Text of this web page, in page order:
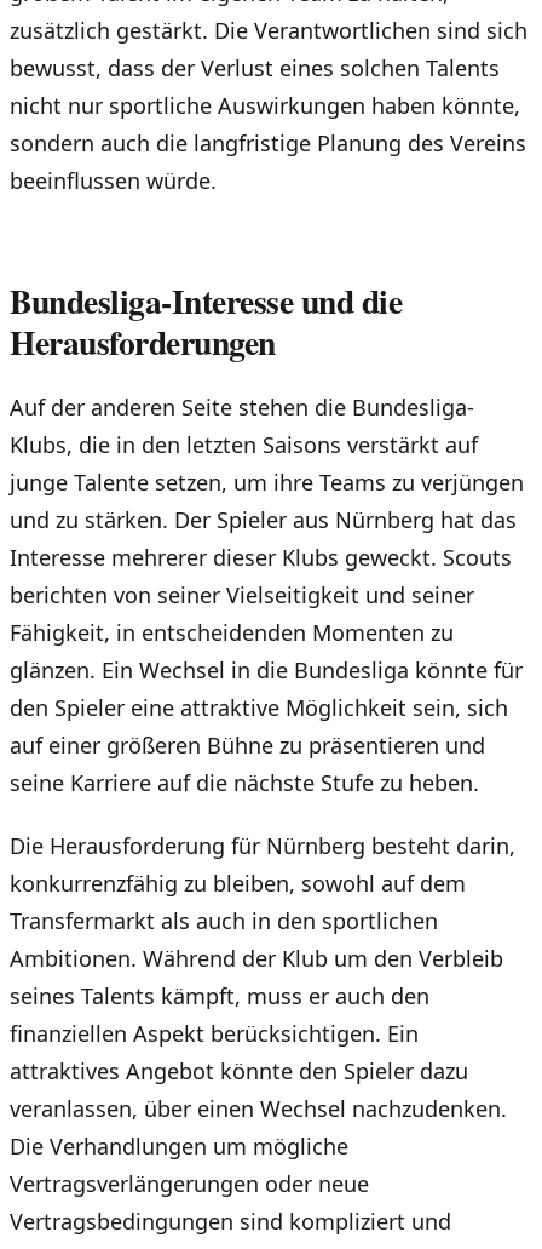
zusätzlich gestärkt. Die Verantwortlichen sind sich
bewusst, dass der Verlust eines solchen Talents
nicht nur sportliche Auswirkungen haben könnte,
sondern auch die langfristige Planung des Vereins
beeinflussen würde.
Bundesliga-Interesse und die
Herausforderungen
Auf der anderen Seite stehen die Bundesliga-
Klubs, die in den letzten Saisons verstärkt auf
junge Talente setzen, um ihre Teams zu verjüngen
und zu stärken. Der Spieler aus Nürnberg hat das
Interesse mehrerer dieser Klubs geweckt. Scouts
berichten von seiner Vielseitigkeit und seiner
Fähigkeit, in entscheidenden Momenten zu
glänzen. Ein Wechsel in die Bundesliga könnte für
den Spieler eine attraktive Möglichkeit sein, sich
auf einer größeren Bühne zu präsentieren und
seine Karriere auf die nächste Stufe zu heben.
Die Herausforderung für Nürnberg besteht darin,
konkurrenzfähig zu bleiben, sowohl auf dem
Transfermarkt als auch in den sportlichen
Ambitionen. Während der Klub um den Verbleib
seines Talents kämpft, muss er auch den
finanziellen Aspekt berücksichtigen. Ein
attraktives Angebot könnte den Spieler dazu
veranlassen, über einen Wechsel nachzudenken.
Die Verhandlungen um mögliche
Vertragsverlängerungen oder neue
Vertragsbedingungen sind kompliziert und